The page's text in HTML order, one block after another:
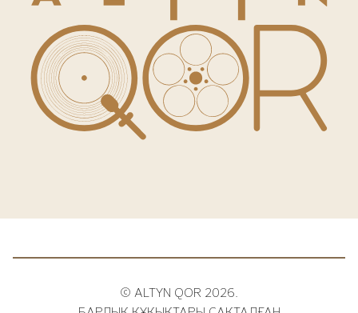
© ALTYN QOR 2026.